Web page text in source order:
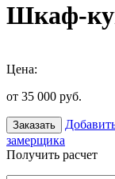
Шкаф-
Цена:
от 35 000 руб.
Заказать
замерщика
Получить расчет